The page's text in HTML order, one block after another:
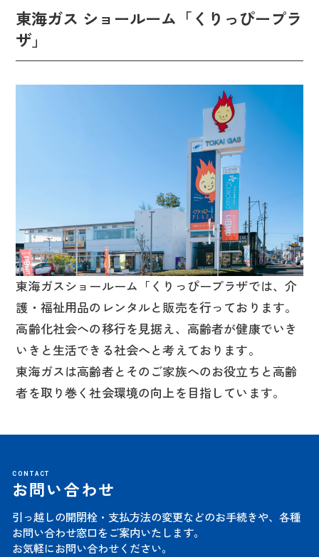
東海ガス ショールーム「くりっぴープラ
ザ」
東海ガスショールーム「くりっぴープラザでは、介
護・福祉用品のレンタルと販売を行っております。
高齢化社会への移行を見据え、高齢者が健康でいき
いきと生活できる社会へと考えております。
東海ガスは高齢者とそのご家族へのお役立ちと高齢
者を取り巻く社会環境の向上を目指しています。
CONTACT
お問い合わせ
引っ越しの開閉栓・支払方法の変更などのお手続きや、各種
お問い合わせ窓口をご案内いたします。
お気軽にお問い合わせください。